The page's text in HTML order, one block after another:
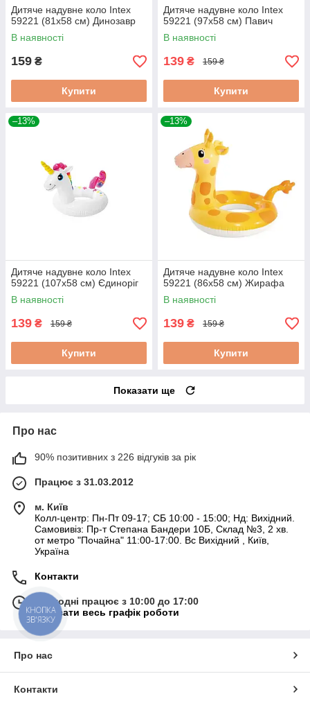
Дитяче надувне коло Intex
59221 (81х58 см) Динозавр
В наявності
159 ₴
Купити
Дитяче надувне коло Intex
59221 (97х58 см) Павич
В наявності
139 ₴ 159 ₴
Купити
–13%
Дитяче надувне коло Intex
59221 (107х58 см) Єдиноріг
В наявності
139 ₴ 159 ₴
Купити
–13%
Дитяче надувне коло Intex
59221 (86х58 см) Жирафа
В наявності
139 ₴ 159 ₴
Купити
Показати ще
Про нас
90% позитивних з 226 відгуків за рік
Працює з 31.03.2012
м. Київ
Колл-центр: Пн-Пт 09-17; СБ 10:00 - 15:00; Нд: Вихідний.
Самовивіз: Пр-т Степана Бандери 10Б, Склад №3, 2 хв.
от метро "Почайна" 11:00-17:00. Вс Вихідний , Київ,
Україна
Контакти
Сьогодні працює з 10:00 до 17:00
Показати весь графік роботи
Про нас
Контакти
КНОПКА
ЗВ'ЯЗКУ